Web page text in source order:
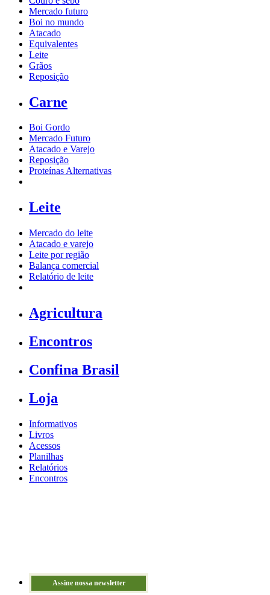
Mercado futuro
Boi no mundo
Atacado
Equivalentes
Leite
Grãos
Reposição
Carne
Boi Gordo
Mercado Futuro
Atacado e Varejo
Reposição
Proteínas Alternativas
Leite
Mercado do leite
Atacado e varejo
Leite por região
Balança comercial
Relatório de leite
Agricultura
Encontros
Confina Brasil
Loja
Informativos
Livros
Acessos
Planilhas
Relatórios
Encontros
Assine nossa newsletter